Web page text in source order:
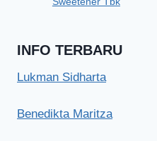
INFO TERBARU
Lukman Sidharta
Benedikta Maritza